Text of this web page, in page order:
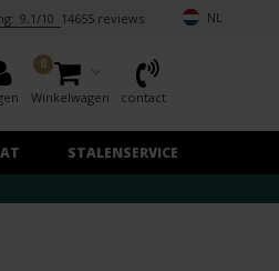
9,1/10 14655 reviews NL
0
Winkelwagen contact
STALENSERVICE